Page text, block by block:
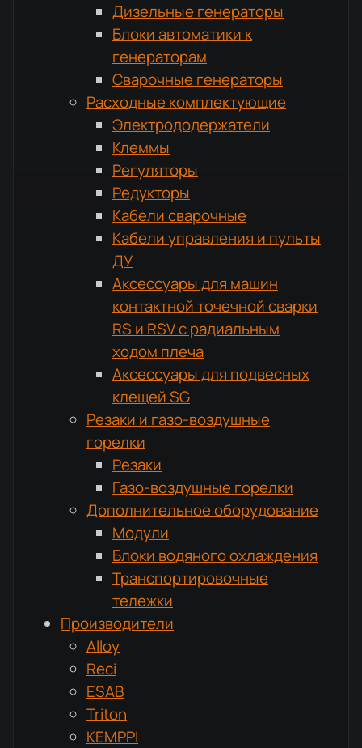
Дизельные генераторы
Блоки автоматики к
генераторам
Сварочные генераторы
Расходные комплектующие
Электрододержатели
Клеммы
Регуляторы
Редукторы
Кабели сварочные
Кабели управления и пульты
ДУ
Аксессуары для машин
контактной точечной сварки
RS и RSV с радиальным
ходом плеча
Аксессуары для подвесных
клещей SG
Резаки и газо-воздушные
горелки
Резаки
Газо-воздушные горелки
Дополнительное оборудование
Модули
Блоки водяного охлаждения
Транспортировочные
тележки
Производители
Alloy
Reci
ESAB
Triton
KEMPPI